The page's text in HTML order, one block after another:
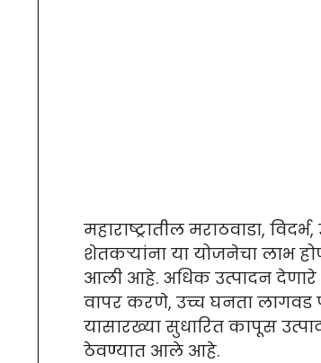
महाराष्ट्रातील मराठवाडा,
शेतकऱ्यांना या योजनेचा लाभ
आली आहे. अधिक उत्पादन देणारे
वापर करणे, उच्च घनता लागवड
यासारख्या सुधारित कापूस
ठेवण्यात आले आहे.